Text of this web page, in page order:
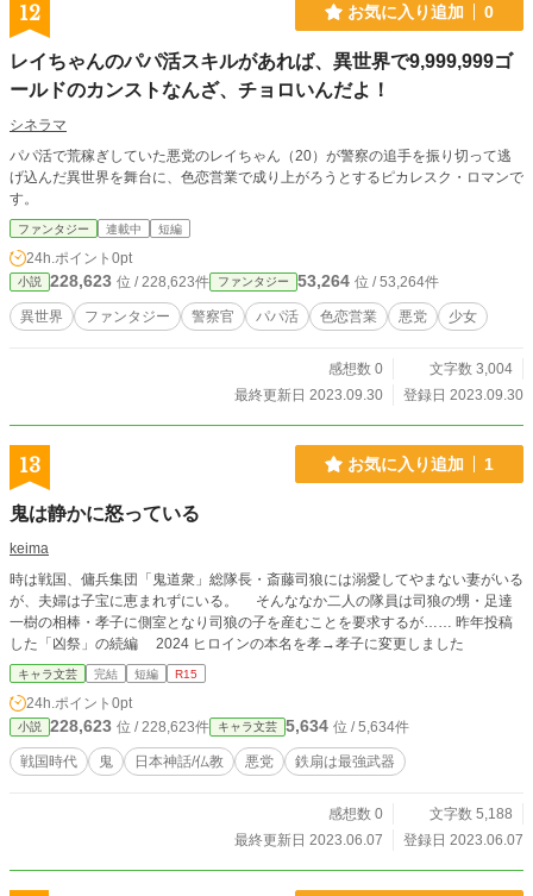
12 お気に入り追加 0
レイちゃんのパパ活スキルがあれば、異世界で9,999,999ゴ
ールドのカンストなんざ、チョロいんだよ！
シネラマ
パパ活で荒稼ぎしていた悪党のレイちゃん（20）が警察の追手を振り切って逃
げ込んだ異世界を舞台に、色恋営業で成り上がろうとするピカレスク・ロマンで
す。
ファンタジー 連載中 短編
24h.ポイント 0pt
小説 228,623 位 / 228,623件 ファンタジー 53,264 位 / 53,264件
異世界 ファンタジー 警察官 パパ活 色恋営業 悪党 少女
感想数 0
文字数 3,004
最終更新日 2023.09.30
登録日 2023.09.30
13 お気に入り追加 1
鬼は静かに怒っている
keima
時は戦国、傭兵集団「鬼道衆」総隊長・斎藤司狼には溺愛してやまない妻がいる
が、夫婦は子宝に恵まれずにいる。 そんななか二人の隊員は司狼の甥・足達
一樹の相棒・孝子に側室となり司狼の子を産むことを要求するが…… 昨年投稿
した「凶祭」の続編 2024 ヒロインの本名を孝→孝子に変更しました
キャラ文芸 完結 短編 R15
24h.ポイント 0pt
小説 228,623 位 / 228,623件 キャラ文芸 5,634 位 / 5,634件
戦国時代 鬼 日本神話/仏教 悪党 鉄扇は最強武器
感想数 0
文字数 5,188
最終更新日 2023.06.07
登録日 2023.06.07